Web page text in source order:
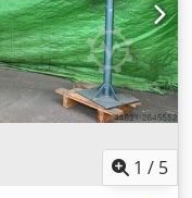
1 / 5